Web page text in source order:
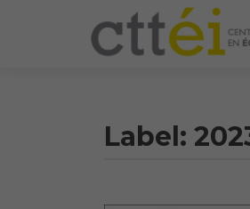
Label: